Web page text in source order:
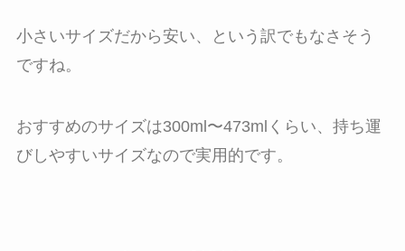
小さいサイズだから安い、という訳でもなさそう
ですね。
おすすめのサイズは300ml〜473mlくらい、持ち運
びしやすいサイズなので実用的です。